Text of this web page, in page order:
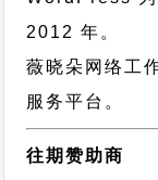
2012 年。
薇晓朵网络工
服务平台。
往期赞助商